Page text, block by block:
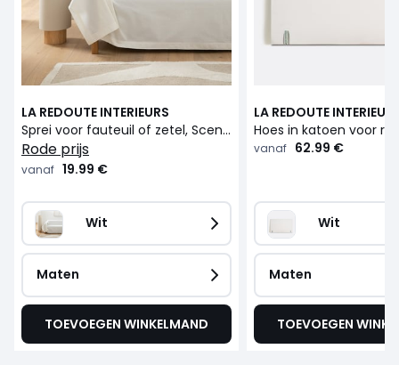
LA REDOUTE INTERIEURS
Sprei voor fauteuil of zetel, Scenario
rode prijs
vanaf 19.99 €
Wit
Maten
TOEVOEGEN WINKELMAND
LA REDOUTE
vanaf 62.99 €
Wit
Maten
TOEVOEGEN